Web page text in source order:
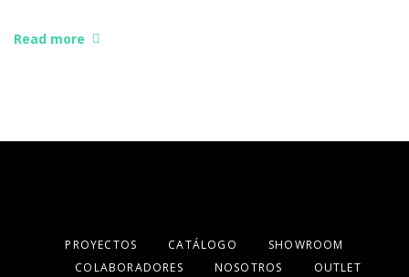
Read more
PROYECTOS CATÁLOGO
SHOWROOM
COLABORADORES
NOSOTROS
OUTLET